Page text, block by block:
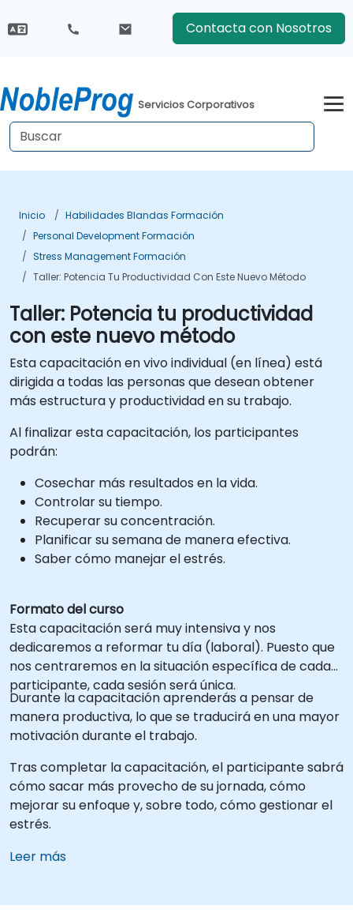
Contacta con Nosotros
Servicios Corporativos
Inicio
Habilidades Blandas Formación
Personal Development Formación
Stress Management Formación
Taller: Potencia Tu Productividad Con Este Nuevo Método
Taller: Potencia tu productividad
con este nuevo método
Esta capacitación en vivo individual (en línea) está
dirigida a todas las personas que desean obtener
más estructura y productividad en su trabajo.
Al finalizar esta capacitación, los participantes
podrán:
Cosechar más resultados en la vida.
Controlar su tiempo.
Recuperar su concentración.
Planificar su semana de manera efectiva.
Saber cómo manejar el estrés.
Formato del curso
Esta capacitación será muy intensiva y nos
dedicaremos a reformar tu día (laboral). Puesto que
nos centraremos en la situación específica de cada
participante, cada sesión será única.
Durante la capacitación aprenderás a pensar de
manera productiva, lo que se traducirá en una mayor
motivación durante el trabajo.
Tras completar la capacitación, el participante sabrá
cómo sacar más provecho de su jornada, cómo
mejorar su enfoque y, sobre todo, cómo gestionar el
estrés.
Leer más